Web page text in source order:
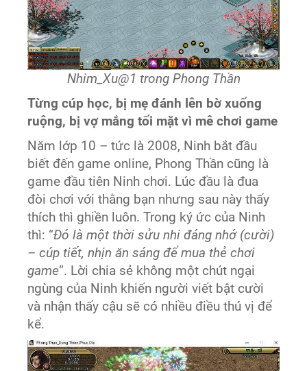
Nhim_Xu@1 trong Phong Thần
Từng cúp học, bị mẹ đánh lên bờ xuống
ruộng, bị vợ mắng tối mặt vì mê chơi game
Năm lớp 10 – tức là 2008, Ninh bắt đầu
biết đến game online, Phong Thần cũng là
game đầu tiên Ninh chơi. Lúc đầu là đua
đòi chơi với thằng bạn nhưng sau này thấy
thích thì ghiền luôn. Trong ký ức của Ninh
thì: “Đó là một thời sửu nhi đáng nhớ (cười)
– cúp tiết, nhịn ăn sáng để mua thẻ chơi
game”. Lời chia sẻ không một chút ngại
ngùng của Ninh khiến người viết bật cười
và nhận thấy cậu sẽ có nhiều điều thú vị để
kể.